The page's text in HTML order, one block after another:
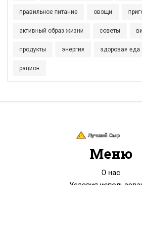
правильное питание овощи
активный образ жизни советы
продукты энергия здоровая еда
рацион
Меню
О нас
Условия